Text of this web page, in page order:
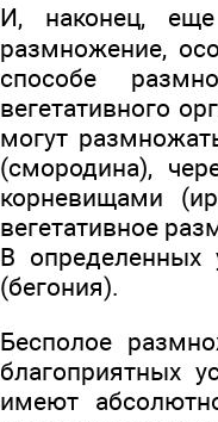
И, наконец,
размножение,
способе
вегетативного
могут
(смородина),
корневищами
вегетативное
В определенных
(бегония).
Бесполое
благоприятных
имеют